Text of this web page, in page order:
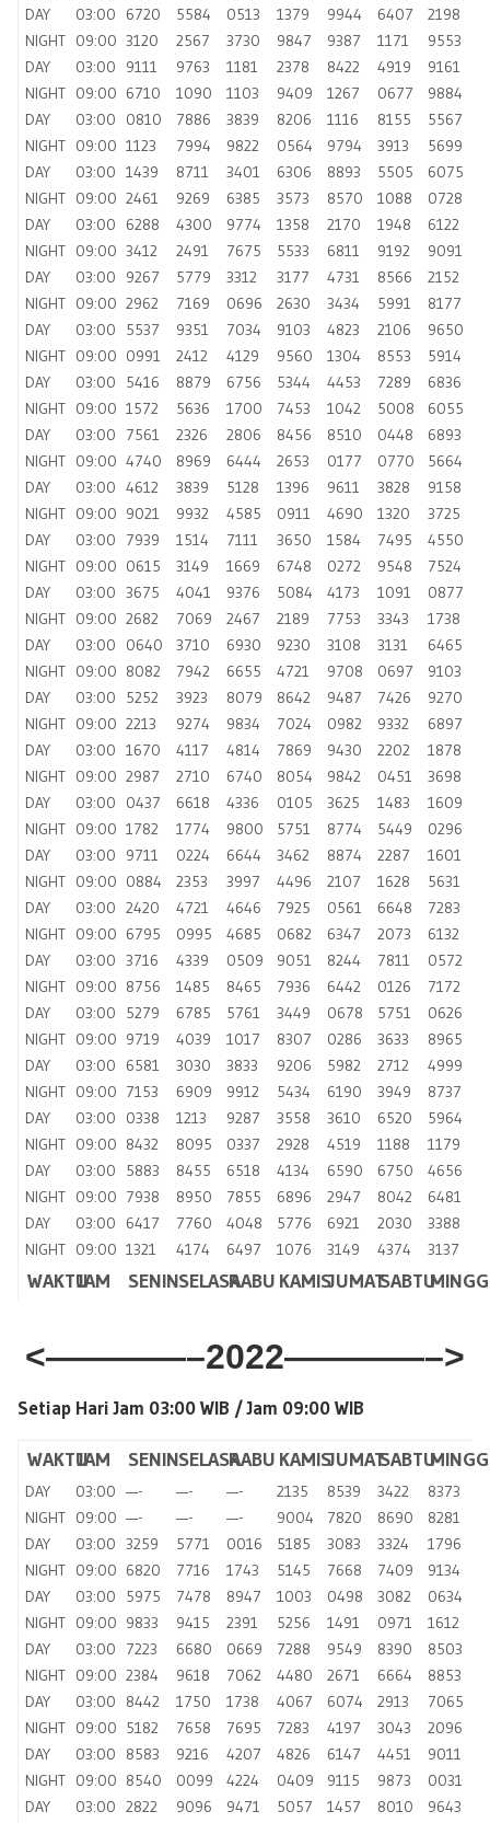
DAY
03:00 6720 5584 0513 1379 9944 6407
2198
NIGHT 09:00 3120 2567 3730 9847 9387 1171
9553
DAY
03:00 9111 9763 1181 2378 8422 4919
9161
NIGHT 09:00 6710 1090 1103 9409 1267 0677
9884
DAY
03:00 0810 7886 3839 8206 1116 8155
5567
NIGHT 09:00 1123 7994 9822 0564 9794 3913
5699
DAY
03:00 1439 8711 3401 6306 8893 5505
6075
NIGHT 09:00 2461 9269 6385 3573 8570 1088
0728
DAY
03:00 6288 4300 9774 1358 2170 1948
6122
NIGHT 09:00 3412 2491 7675 5533 6811 9192
9091
DAY
03:00 9267 5779 3312 3177 4731 8566
2152
NIGHT 09:00 2962 7169 0696 2630 3434 5991
8177
DAY
03:00 5537 9351 7034 9103 4823 2106
9650
NIGHT 09:00 0991 2412 4129 9560 1304 8553
5914
DAY
03:00 5416 8879 6756 5344 4453 7289
6836
NIGHT 09:00 1572 5636 1700 7453 1042 5008
6055
DAY
03:00 7561 2326 2806 8456 8510 0448
6893
NIGHT 09:00 4740 8969 6444 2653 0177 0770
5664
DAY
03:00 4612 3839 5128 1396 9611 3828
9158
NIGHT 09:00 9021 9932 4585 0911 4690 1320
3725
DAY
03:00 7939 1514 7111 3650 1584 7495
4550
NIGHT 09:00 0615 3149 1669 6748 0272 9548
7524
DAY
03:00 3675 4041 9376 5084 4173 1091
0877
NIGHT 09:00 2682 7069 2467 2189 7753 3343
1738
DAY
03:00 0640 3710 6930 9230 3108 3131
6465
NIGHT 09:00 8082 7942 6655 4721 9708 0697
9103
DAY
03:00 5252 3923 8079 8642 9487 7426
9270
NIGHT 09:00 2213 9274 9834 7024 0982 9332
6897
DAY
03:00 1670 4117 4814 7869 9430 2202
1878
NIGHT 09:00 2987 2710 6740 8054 9842 0451
3698
DAY
03:00 0437 6618 4336 0105 3625 1483
1609
NIGHT 09:00 1782 1774 9800 5751 8774 5449
0296
DAY
03:00 9711 0224 6644 3462 8874 2287
1601
NIGHT 09:00 0884 2353 3997 4496 2107 1628
5631
DAY
03:00 2420 4721 4646 7925 0561 6648
7283
NIGHT 09:00 6795 0995 4685 0682 6347 2073
6132
DAY
03:00 3716 4339 0509 9051 8244 7811
0572
NIGHT 09:00 8756 1485 8465 7936 6442 0126
7172
DAY
03:00 5279 6785 5761 3449 0678 5751
0626
NIGHT 09:00 9719 4039 1017 8307 0286 3633
8965
DAY
03:00 6581 3030 3833 9206 5982 2712
4999
NIGHT 09:00 7153 6909 9912 5434 6190 3949
8737
DAY
03:00 0338 1213 9287 3558 3610 6520
5964
NIGHT 09:00 8432 8095 0337 2928 4519 1188
1179
DAY
03:00 5883 8455 6518 4134 6590 6750
4656
NIGHT 09:00 7938 8950 7855 6896 2947 8042
6481
DAY
03:00 6417 7760 4048 5776 6921 2030
3388
NIGHT 09:00 1321 4174 6497 1076 3149 4374 3137
WAKTUJAM SENINSELASARABU KAMISJUMATSABTU
<————–2022————–>
Setiap Hari Jam 03:00 WIB /Jam 09:00 WIB
WAKTUJAM SENINSELASARABU KAMISJUMATSABTU
DAY 03:00 —- —- —- 2135 8539 3422
8373
NIGHT 09:00 —- —- —- 9004 7820 8690
8281
DAY
03:00 3259 5771 0016 5185 3083 3324
1796
NIGHT 09:00 6820 7716 1743 5145 7668 7409
9134
DAY
03:00 5975 7478 8947 1003 0498 3082
0634
NIGHT 09:00 9833 9415 2391 5256 1491 0971
1612
DAY
03:00 7223 6680 0669 7288 9549 8390
8503
NIGHT 09:00 2384 9618 7062 4480 2671 6664
8853
DAY
03:00 8442 1750 1738 4067 6074 2913
7065
NIGHT 09:00 5182 7658 7695 7283 4197 3043
2096
DAY
03:00 8583 9216 4207 4826 6147 4451
9011
NIGHT 09:00 8540 0099 4224 0409 9115 9873
0031
DAY
03:00 2822 9096 9471 5057 1457 8010 9643